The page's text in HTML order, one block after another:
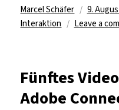
Author
Marcel Schäfer
Posted
on
9.
Interaktion
Leave a
Fünftes
Adobe